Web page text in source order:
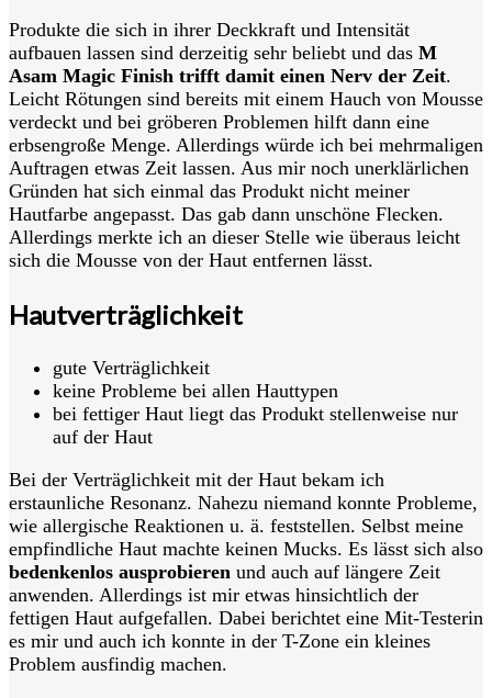
Produkte die sich in ihrer Deckkraft und Intensität
aufbauen lassen sind derzeitig sehr beliebt und das M
Asam Magic Finish trifft damit einen Nerv der Zeit.
Leicht Rötungen sind bereits mit einem Hauch von Mousse
verdeckt und bei gröberen Problemen hilft dann eine
erbsengroße Menge. Allerdings würde ich bei mehrmaligen
Auftragen etwas Zeit lassen. Aus mir noch unerklärlichen
Gründen hat sich einmal das Produkt nicht meiner
Hautfarbe angepasst. Das gab dann unschöne Flecken.
Allerdings merkte ich an dieser Stelle wie überaus leicht
sich die Mousse von der Haut entfernen lässt.
Hautverträglichkeit
gute Verträglichkeit
keine Probleme bei allen Hauttypen
bei fettiger Haut liegt das Produkt stellenweise nur
auf der Haut
Bei der Verträglichkeit mit der Haut bekam ich
erstaunliche Resonanz. Nahezu niemand konnte Probleme,
wie allergische Reaktionen u. ä. feststellen. Selbst meine
empfindliche Haut machte keinen Mucks. Es lässt sich also
bedenkenlos ausprobieren und auch auf längere Zeit
anwenden. Allerdings ist mir etwas hinsichtlich der
fettigen Haut aufgefallen. Dabei berichtet eine Mit-Testerin
es mir und auch ich konnte in der T-Zone ein kleines
Problem ausfindig machen.